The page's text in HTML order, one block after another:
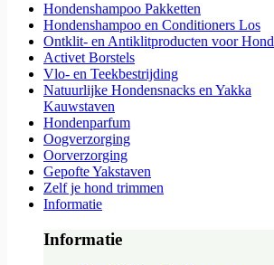
Hondenshampoo Pakketten
Hondenshampoo en Conditioners Los
Ontklit- en Antiklitproducten voor
Activet Borstels
Vlo- en Teekbestrijding
Natuurlijke Hondensnacks en Yakka
Kauwstaven
Hondenparfum
Oogverzorging
Oorverzorging
Gepofte Yakstaven
Zelf je hond trimmen
Informatie
Informatie